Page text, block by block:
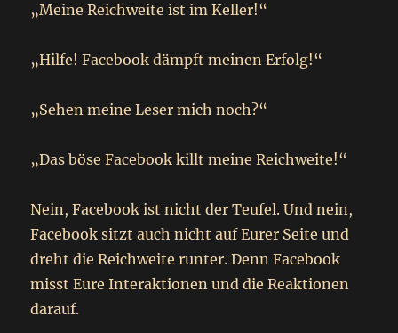
„Meine Reichweite ist im Keller!“
„Hilfe! Facebook dämpft meinen Erfolg!“
„Sehen meine Leser mich noch?“
„Das böse Facebook killt meine Reichweite!“
Nein, Facebook ist nicht der Teufel. Und nein,
Facebook sitzt auch nicht auf Eurer Seite und
dreht die Reichweite runter. Denn Facebook
misst Eure Interaktionen und die Reaktionen
darauf.